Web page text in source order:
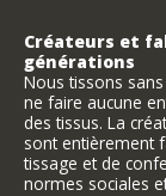
Créateurs et
générations
Nous tissons
ne faire aucune
des tissus. La
sont entièrement
tissage et de
normes sociales